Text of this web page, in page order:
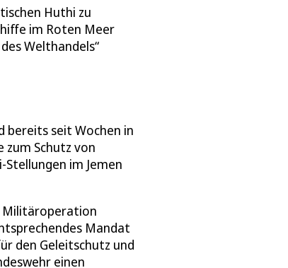
Huthi zu
im Roten Meer
Welthandels“
bereits seit Wochen in
zum Schutz von
im Jemen
Militäroperation
Mandat
den Geleitschutz und
einen